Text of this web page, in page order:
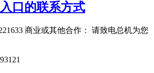
口的联系方式
商业或其他合作： 请致电总机为您